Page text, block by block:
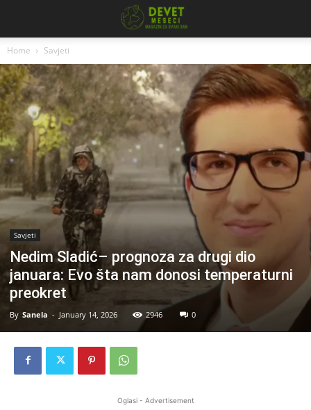
Home Savjeti
Savjeti
Nedim Sladić– prognoza za drugi dio
januara: Evo šta nam donosi temperaturni
preokret
By Sanela - January 14, 2026 2946 0
Oglasi - Advertisement